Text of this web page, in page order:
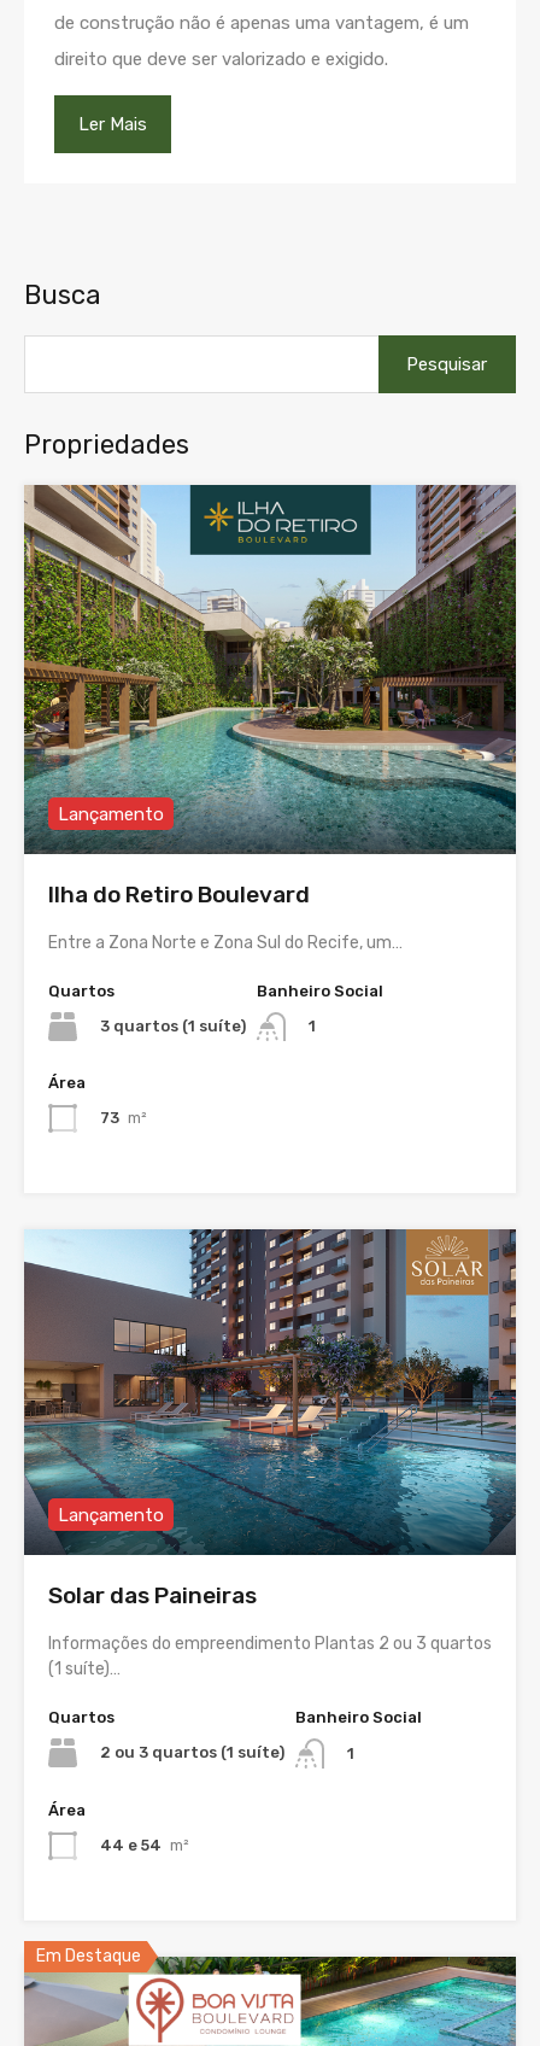
de construção não é apenas uma vantagem, é um
direito que deve ser valorizado e exigido.
Ler Mais
Busca
por:
Propriedades
Lançamento
Ilha do Retiro Boulevard
Entre a Zona Norte e Zona Sul do Recife, um…
Quartos
3 quartos (1 suíte)
Banheiro Social
1
Área
73 m²
Lançamento
Solar das Paineiras
Informações do empreendimento Plantas 2 ou 3 quartos
(1 suíte)…
Quartos
2 ou 3 quartos (1 suíte)
Banheiro Social
1
Área
44 e 54 m²
Em Destaque